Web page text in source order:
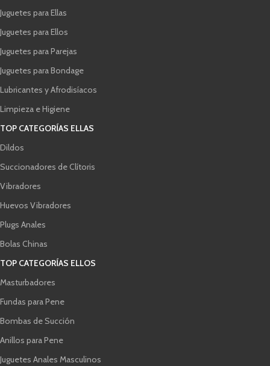
Juguetes para Ellas
Juguetes para Ellos
Juguetes para Parejas
Juguetes para Bondage
Lubricantes y Afrodisíacos
Limpieza e Higiene
TOP CATEGORÍAS ELLAS
Dildos
Succionadores de Clítoris
Vibradores
Huevos Vibradores
Plugs Anales
Bolas Chinas
TOP CATEGORÍAS ELLOS
Masturbadores
Fundas para Pene
Bombas de Succión
Anillos para Pene
Juguetes Anales Masculinos